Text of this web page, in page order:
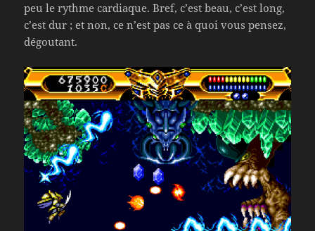
peu le rythme cardiaque. Bref, c’est beau, c’est long,
c’est dur ; et non, ce n’est pas ce à quoi vous pensez,
dégoutant.